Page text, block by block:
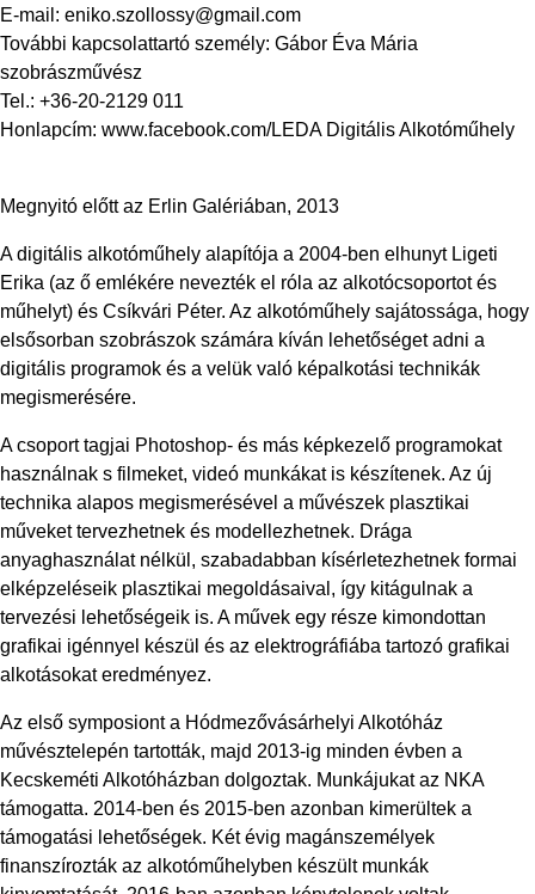
E-mail: eniko.szollossy@gmail.com
További kapcsolattartó személy: Gábor Éva Mária
szobrászművész
Tel.: +36-20-2129 011
Honlapcím: www.facebook.com/LEDA Digitális Alkotóműhely
Megnyitó előtt az Erlin Galériában, 2013
A digitális alkotóműhely alapítója a 2004-ben elhunyt Ligeti
Erika (az ő emlékére nevezték el róla az alkotócsoportot és
műhelyt) és Csíkvári Péter. Az alkotóműhely sajátossága, hogy
elsősorban szobrászok számára kíván lehetőséget adni a
digitális programok és a velük való képalkotási technikák
megismerésére.
A csoport tagjai Photoshop- és más képkezelő programokat
használnak s filmeket, videó munkákat is készítenek. Az új
technika alapos megismerésével a művészek plasztikai
műveket tervezhetnek és modellezhetnek. Drága
anyaghasználat nélkül, szabadabban kísérletezhetnek formai
elképzeléseik plasztikai megoldásaival, így kitágulnak a
tervezési lehetőségeik is. A művek egy része kimondottan
grafikai igénnyel készül és az elektrográfiába tartozó grafikai
alkotásokat eredményez.
Az első symposiont a Hódmezővásárhelyi Alkotóház
művésztelepén tartották, majd 2013-ig minden évben a
Kecskeméti Alkotóházban dolgoztak. Munkájukat az NKA
támogatta. 2014-ben és 2015-ben azonban kimerültek a
támogatási lehetőségek. Két évig magánszemélyek
finanszírozták az alkotóműhelyben készült munkák